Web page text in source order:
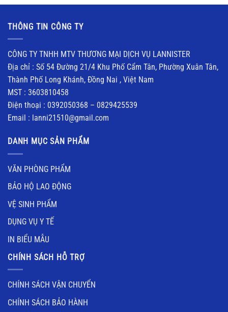
THÔNG TIN CÔNG TY
CÔNG TY TNHH MTV THƯƠNG MẠI DỊCH VỤ LANNISTER
Địa chỉ : Số 54 Đường 21/4 Khu Phố Cẩm Tân, Phường Xuân Tân,
Thành Phố Long Khánh, Đồng Nai , Việt Nam
MST : 3603810458
Điện thoại : 0392050368 – 0829425539
Email : lanni21510@gmail.com
DANH MỤC SẢN PHẨM
VĂN PHÒNG PHẨM
BẢO HỘ LAO ĐỘNG
VỆ SINH PHẨM
DỤNG VỤ Y TẾ
IN BIỂU MẪU
CHÍNH SÁCH HỖ TRỢ
CHÍNH SÁCH VẬN CHUYỂN
CHÍNH SÁCH BẢO HÀNH